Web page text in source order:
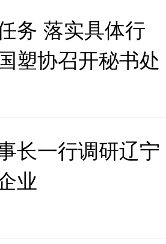
务 落实具体行
协召开秘书处
议
长一行调研辽宁
业